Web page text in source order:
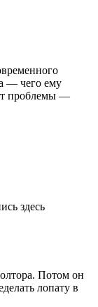
— чего ему
проблемы —
здесь
Потом он
лопату в